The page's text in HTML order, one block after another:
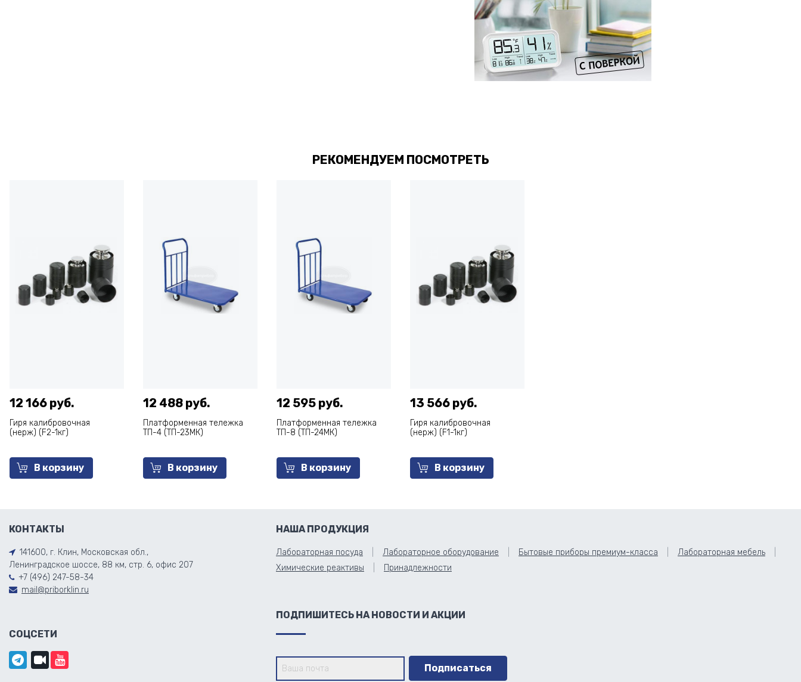
РЕКОМЕНДУЕМ ПОСМОТРЕТЬ
12 166 руб.
Гиря калибровочная
(нерж) (F2-1кг)
В корзину
12 488 руб.
Платформенная тележка
ТП-4 (ТП-23МК)
В корзину
12 595 руб.
Платформенная тележка
ТП-8 (ТП-24МК)
В корзину
13 566 руб.
Гиря калибровочная
(нерж) (F1-1кг)
В корзину
КОНТАКТЫ
141600, г. Клин, Московская обл.,
Ленинградское шоссе, 88 км, стр. 6, офис 207
+7 (496) 247-58-34
mail@priborklin.ru
СОЦСЕТИ
НАША ПРОДУКЦИЯ
Лабораторная посуда Лабораторное оборудование Бытовые приборы премиум-класса
Лабораторная мебель
Химические реактивы
Принадлежности
ПОДПИШИТЕСЬ НА НОВОСТИ И АКЦИИ